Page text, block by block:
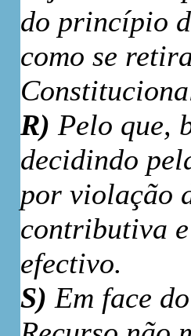
do princípio
como se
R) Pelo que,
decidindo
por violação
contributiva
efectivo.
S) Em face